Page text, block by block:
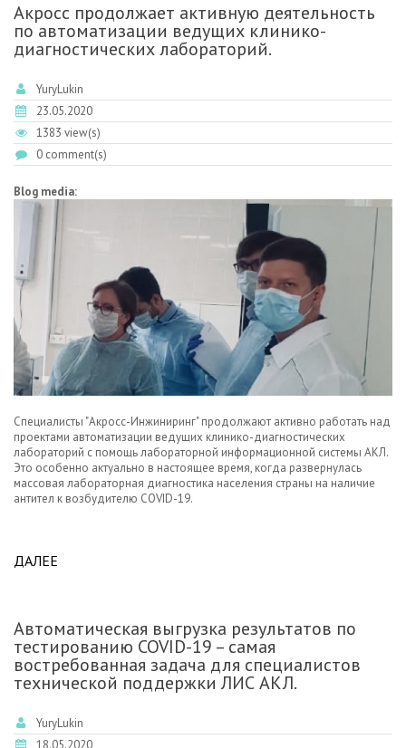
Акросс продолжает активную деятельность
по автоматизации ведущих клинико-
диагностических лабораторий.
YuryLukin
23.05.2020
1383 view(s)
0 comment(s)
Blog media:
Специалисты "Акросс-Инжиниринг" продолжают активно работать над
проектами автоматизации ведущих клинико-диагностических
лабораторий с помощь лабораторной информационной системы АКЛ.
Это особенно актуально в настоящее время, когда развернулась
массовая лабораторная диагностика населения страны на наличие
антител к возбудителю COVID-19.
ДАЛЕЕ
Автоматическая выгрузка результатов по
тестированию COVID-19 – самая
востребованная задача для специалистов
технической поддержки ЛИС АКЛ.
YuryLukin